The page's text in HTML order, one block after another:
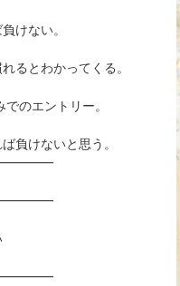
けない。
るとわかってくる。
のエントリー。
負けないと思う。